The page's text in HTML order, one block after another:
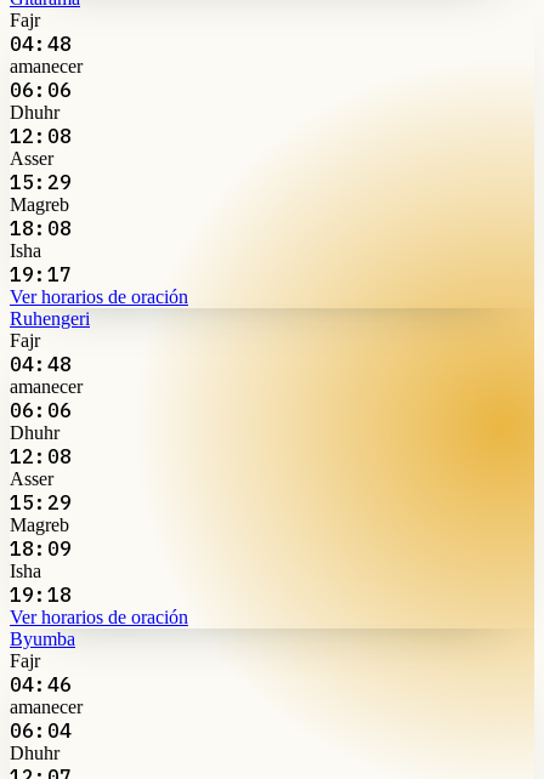
Fajr
04:48
amanecer
06:06
Dhuhr
12:08
Asser
15:29
Magreb
18:08
Isha
19:17
Ver horarios de oración
Ruhengeri
Fajr
04:48
amanecer
06:06
Dhuhr
12:08
Asser
15:29
Magreb
18:09
Isha
19:18
Ver horarios de oración
Byumba
Fajr
04:46
amanecer
06:04
Dhuhr